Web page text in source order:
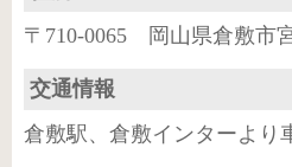
〒710-0065 岡山県倉敷市
交通情報
倉敷駅、倉敷インターより